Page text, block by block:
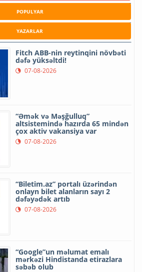
POPULYAR
YAZARLAR
Fitch ABB-nin reytinqini növbəti
dəfə yüksəltdi!
07-08-2026
“Əmək və Məşğulluq”
altsistemində hazırda 65 mindən
çox aktiv vakansiya var
07-08-2026
“Biletim.az” portalı üzərindən
onlayn bilet alanların sayı 2
dəfəyədək artıb
07-08-2026
“Google”un məlumat emalı
mərkəzi Hindistanda etirazlara
səbəb olub